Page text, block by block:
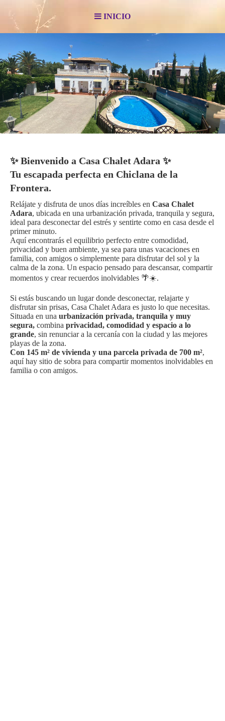
INICIO
✨Bienvenido a Casa Chalet Adara ✨
Tu escapada perfecta en Chiclana de la
Frontera.
Relájate y disfruta de unos días increíbles en Casa Chalet
Adara, ubicada en una urbanización privada, tranquila y segura,
ideal para desconectar del estrés y sentirte como en casa desde el
primer minuto.
Aquí encontrarás el equilibrio perfecto entre comodidad,
privacidad y buen ambiente, ya sea para unas vacaciones en
familia, con amigos o simplemente para disfrutar del sol y la
calma de la zona. Un espacio pensado para descansar, compartir
momentos y crear recuerdos inolvidables 🌴☀️.
Si estás buscando un lugar donde desconectar, relajarte y
disfrutar sin prisas, Casa Chalet Adara es justo lo que necesitas.
Situada en una urbanización privada, tranquila y muy
segura, combina privacidad, comodidad y espacio a lo
grande, sin renunciar a la cercanía con la ciudad y las mejores
playas de la zona.
Con 145 m² de vivienda y una parcela privada de 700 m²,
aquí hay sitio de sobra para compartir momentos inolvidables en
familia o con amigos.